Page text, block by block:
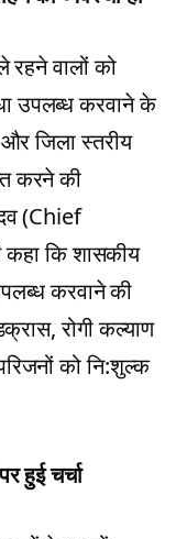
रहने वालों को
उपलब्ध करवाने के
जिला स्तरीय
करने की
(Chief
कि शासकीय
करवाने की
रोगी कल्याण
को नि:शुल्क
हुई चर्चा